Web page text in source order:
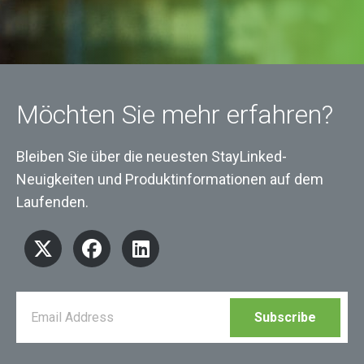
Möchten Sie mehr erfahren?
Bleiben Sie über die neuesten StayLinked-
Neuigkeiten und Produktinformationen auf dem
Laufenden.